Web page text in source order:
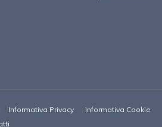
Informativa Privacy Informativa Cookie